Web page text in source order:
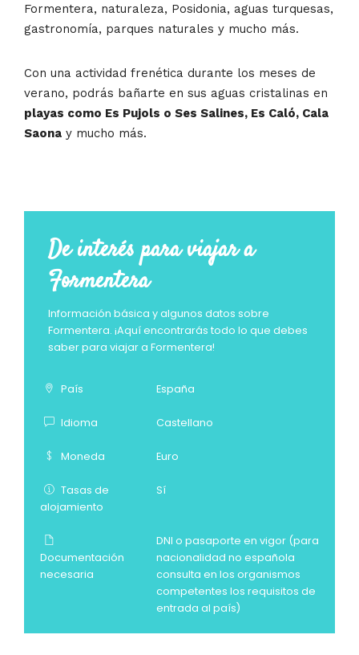
Formentera, naturaleza, Posidonia, aguas turquesas,
gastronomía, parques naturales y mucho más.
Con una actividad frenética durante los meses de
verano, podrás bañarte en sus aguas cristalinas en
playas como Es Pujols o Ses Salines, Es Caló, Cala
Saona y mucho más.
De interés para viajar a
Formentera
Información básica y algunos datos sobre
Formentera. ¡Aquí encontrarás todo lo que debes
saber para viajar a Formentera!
País España
Idioma Castellano
Moneda Euro
Tasas de
alojamiento
Sí
Documentación
necesaria
DNI o pasaporte en vigor (para
nacionalidad no española
consulta en los organismos
competentes los requisitos de
entrada al país)